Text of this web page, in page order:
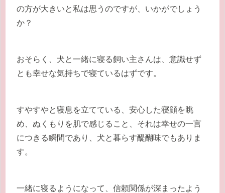
の方が大きいと私は思うのですが、いかがでしょう
か？
おそらく、犬と一緒に寝る飼い主さんは、意識せず
とも幸せな気持ちで寝ているはずです。
すやすやと寝息を立てている、安心した寝顔を眺
め、ぬくもりを肌で感じること、それは幸せの一言
につきる瞬間であり、犬と暮らす醍醐味でもありま
す。
一緒に寝るようになって、信頼関係が深まったよう